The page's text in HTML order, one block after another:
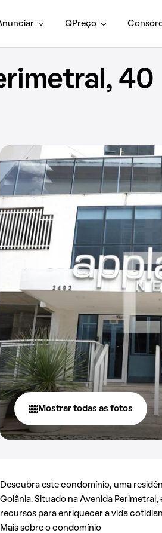
QPreço
40
Mostrar todas as fotos
Descubra este condomínio, uma
Goiânia. Situado na Avenida Perimetral ,
recursos para enriquecer a vida
Mais sobre o condomínio